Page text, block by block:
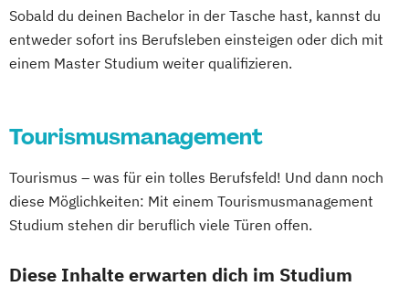
Sobald du deinen Bachelor in der Tasche hast, kannst du
entweder sofort ins Berufsleben einsteigen oder dich mit
einem Master Studium weiter qualifizieren.
Tourismusmanagement
Tourismus – was für ein tolles Berufsfeld! Und dann noch
diese Möglichkeiten: Mit einem Tourismusmanagement
Studium stehen dir beruflich viele Türen offen.
Diese Inhalte erwarten dich im Studium